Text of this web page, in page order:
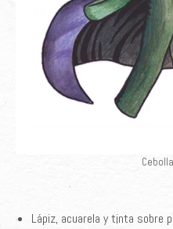
Lápiz, acuarela y tinta sobre